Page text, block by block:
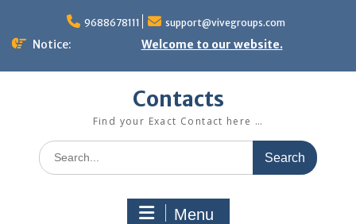
content
9688678111 support@vivegroups.com
Notice: Welcome to our website.
Contacts
Find your Exact Contact here …
Search
for:
Menu